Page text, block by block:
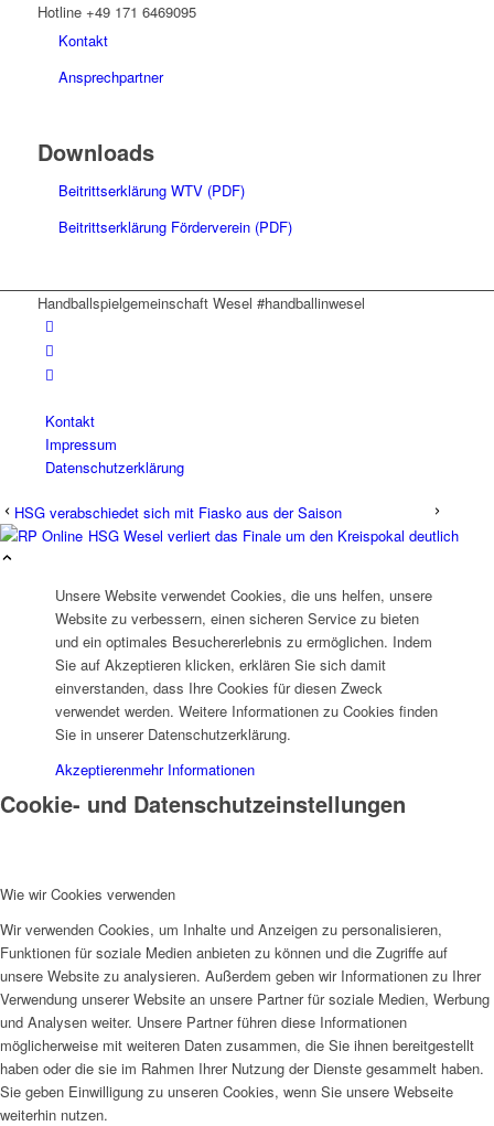
Hotline +49 171 6469095
Kontakt
Ansprechpartner
Downloads
Beitrittserklärung WTV (PDF)
Beitrittserklärung Förderverein (PDF)
Handballspielgemeinschaft Wesel #handballinwesel
Kontakt
Impressum
Datenschutzerklärung
HSG verabschiedet sich mit Fiasko aus der Saison
HSG Wesel verliert das Finale um den Kreispokal deutlich
Unsere Website verwendet Cookies, die uns helfen, unsere
Website zu verbessern, einen sicheren Service zu bieten
und ein optimales Besuchererlebnis zu ermöglichen. Indem
Sie auf Akzeptieren klicken, erklären Sie sich damit
einverstanden, dass Ihre Cookies für diesen Zweck
verwendet werden. Weitere Informationen zu Cookies finden
Sie in unserer Datenschutzerklärung.
Akzeptierenmehr Informationen
Cookie- und Datenschutzeinstellungen
Wie wir Cookies verwenden
Wir verwenden Cookies, um Inhalte und Anzeigen zu personalisieren,
Funktionen für soziale Medien anbieten zu können und die Zugriffe auf
unsere Website zu analysieren. Außerdem geben wir Informationen zu Ihrer
Verwendung unserer Website an unsere Partner für soziale Medien, Werbung
und Analysen weiter. Unsere Partner führen diese Informationen
möglicherweise mit weiteren Daten zusammen, die Sie ihnen bereitgestellt
haben oder die sie im Rahmen Ihrer Nutzung der Dienste gesammelt haben.
Sie geben Einwilligung zu unseren Cookies, wenn Sie unsere Webseite
weiterhin nutzen.